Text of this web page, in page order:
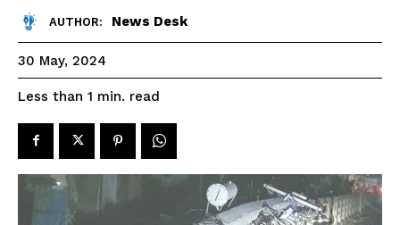
AUTHOR: News Desk
30 May, 2024
Less than 1 min. read